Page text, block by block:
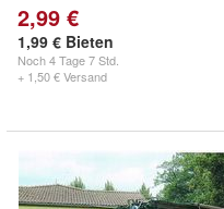
2,99 €
1,99 € Bieten
Noch4 Tage 7 Std.
+ 1,50 € Versand